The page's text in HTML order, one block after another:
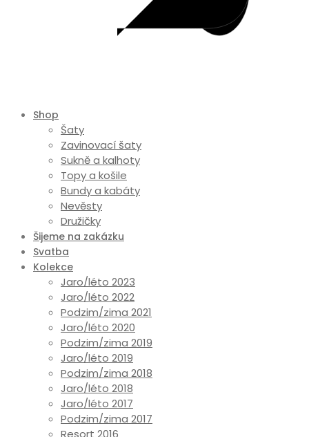
Shop
Šaty
Zavinovací šaty
Sukně a kalhoty
Topy a košile
Bundy a kabáty
Nevěsty
Družičky
Šijeme na zakázku
Svatba
Kolekce
Jaro/léto 2023
Jaro/léto 2022
Podzim/zima 2021
Jaro/léto 2020
Podzim/zima 2019
Jaro/léto 2019
Podzim/zima 2018
Jaro/léto 2018
Jaro/léto 2017
Podzim/zima 2017
Resort 2016